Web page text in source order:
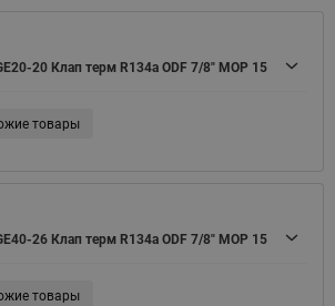
20 Клап терм R134a ODF 7/8" MOP 15
товары
26 Клап терм R134a ODF 7/8" MOP 15
товары